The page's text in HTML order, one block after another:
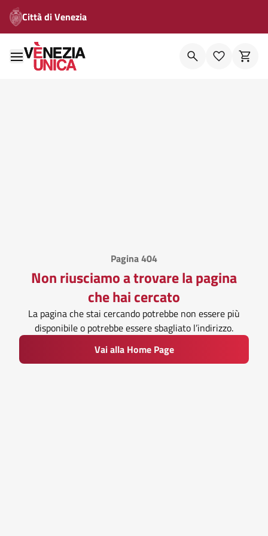
Città di Venezia
Pagina 404
Non riusciamo a trovare la pagina
che hai cercato
La pagina che stai cercando potrebbe non essere più
disponibile o potrebbe essere sbagliato l’indirizzo.
Vai alla Home Page